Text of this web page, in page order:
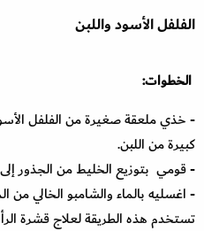
الفلفل الأسود واللبن
الخطوات:
كبيرة من اللبن.
- قومي بتوزيع الخليط من الجذور إلى
- اغسليه بالماء والشامبو الخالي من
تستخدم هذه الطريقة لعلاج قشرة